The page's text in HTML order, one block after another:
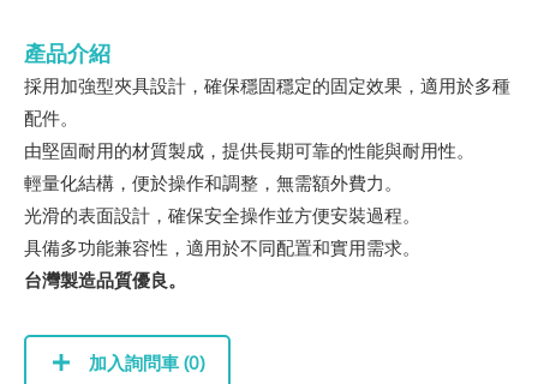
產品介紹
採用加強型夾具設計，確保穩固穩定的固定效果，適用於多種
配件。
由堅固耐用的材質製成，提供長期可靠的性能與耐用性。
輕量化結構，便於操作和調整，無需額外費力。
光滑的表面設計，確保安全操作並方便安裝過程。
具備多功能兼容性，適用於不同配置和實用需求。
台灣製造品質優良。
加入詢問車 (0)